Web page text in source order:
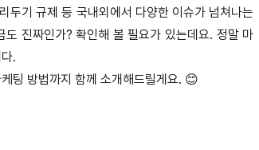
두기 규제 등 국내외에서 다양한 이슈가 넘쳐나는
진짜인가? 확인해 볼 필요가 있는데요. 정말 마
.
팅 방법까지 함께 소개해드릴게요. 😊